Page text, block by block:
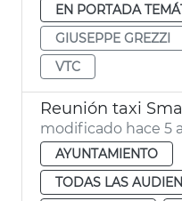
EN PORTADA
GIUSEPPE GREZZI
VTC
Reunión taxi
modificado hace 5
AYUNTAMIENTO
TODAS LAS